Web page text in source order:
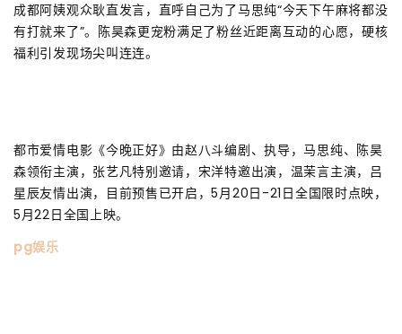
成都阿姨观众耿直发言，直呼自己为了马思纯“今天下午麻将都没
有打就来了”。陈昊森更宠粉满足了粉丝近距离互动的心愿，硬核
福利引发现场尖叫连连。
都市爱情电影《今晚正好》由赵八斗编剧、执导，马思纯、陈昊
森领衔主演，张艺凡特别邀请，宋洋特邀出演，温茉言主演，吕
星辰友情出演，目前预售已开启，5月20日-21日全国限时点映，
5月22日全国上映。
pg娱乐